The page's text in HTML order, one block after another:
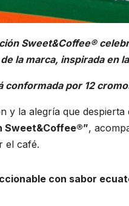
Sweet&Coffee®
la marca, inspirada en
conformada por 12
y la alegría que
Sweet&Coffee®”,
el café.
con sabor